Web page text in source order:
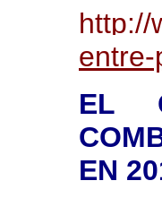
http://
EL
EN